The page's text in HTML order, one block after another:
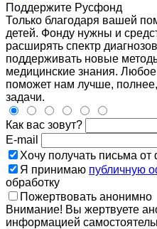
Поддержите Русфонд
Только благодаря вашей
детей. Фонду нужны и
расширять спектр
поддерживать новые
медицинские знания.
поможет нам лучше,
задачи.
Как вас зовут?
E-mail
Хочу получать письма от
Я принимаю публичную
обработку
Пожертвовать анонимно
Внимание! Вы жертвуете
информацией